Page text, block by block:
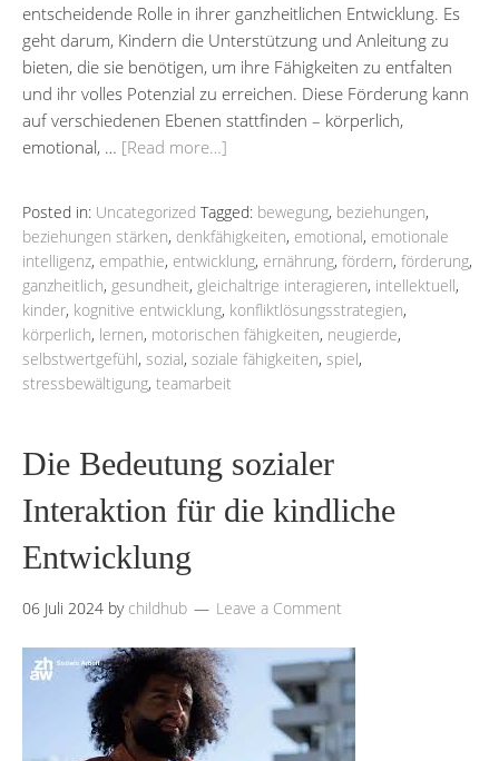
entscheidende Rolle in ihrer ganzheitlichen Entwicklung. Es
geht darum, Kindern die Unterstützung und Anleitung zu
bieten, die sie benötigen, um ihre Fähigkeiten zu entfalten
und ihr volles Potenzial zu erreichen. Diese Förderung kann
auf verschiedenen Ebenen stattfinden – körperlich,
emotional, … [Read more…]
Posted in: Uncategorized Tagged: bewegung, beziehungen,
beziehungen stärken, denkfähigkeiten, emotional, emotionale
intelligenz, empathie, entwicklung, ernährung, fördern, förderung,
ganzheitlich, gesundheit, gleichaltrige interagieren, intellektuell,
kinder, kognitive entwicklung, konfliktlösungsstrategien,
körperlich, lernen, motorischen fähigkeiten, neugierde,
selbstwertgefühl, sozial, soziale fähigkeiten, spiel,
stressbewältigung, teamarbeit
Die Bedeutung sozialer
Interaktion für die kindliche
Entwicklung
06 Juli 2024 by childhub Leave a Comment